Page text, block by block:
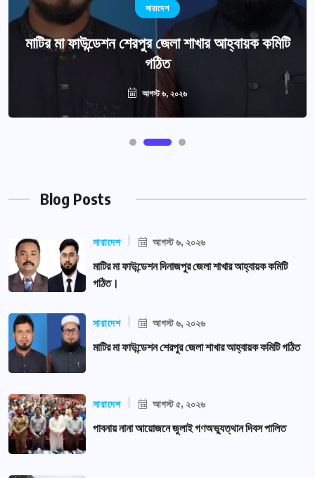
সারাদেশ
মাটির মা ফাউন্ডেশন শেরপুর জেলা শাখার আহ্বায়ক কমিটি
গঠিত
আগস্ট ৬, ২০২৬
Blog Posts
সারাদেশ আগস্ট ৬, ২০২৬
মাটির মা ফাউন্ডেশন দিনাজপুর জেলা শাখার আহ্বায়ক কমিটি
গঠিত।
সারাদেশ আগস্ট ৬, ২০২৬
মাটির মা ফাউন্ডেশন শেরপুর জেলা শাখার আহ্বায়ক কমিটি গঠিত
সারাদেশ আগস্ট ৫, ২০২৬
পাবনায় নানা আয়োজনে জুলাই গণঅভ্যুত্থান দিবস পালিত